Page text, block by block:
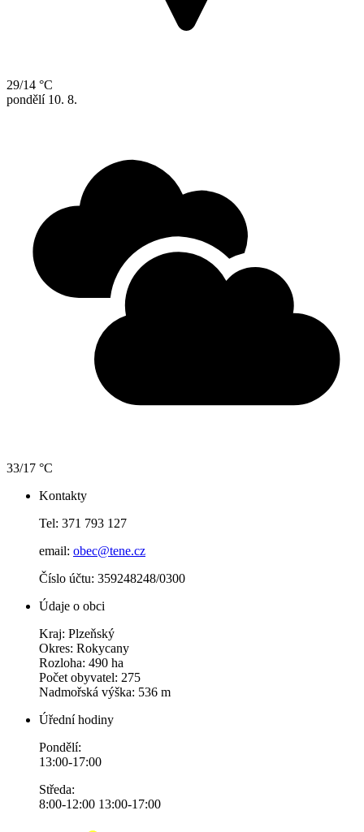
29/14 °C
pondělí 10. 8.
33/17 °C
Kontakty
Tel: 371 793 127
email: obec@tene.cz
Číslo účtu: 359248248/0300
Údaje o obci
Kraj: Plzeňský
Okres: Rokycany
Rozloha: 490 ha
Počet obyvatel: 275
Nadmořská výška: 536 m
Úřední hodiny
Pondělí:
13:00-17:00
Středa:
8:00-12:00 13:00-17:00